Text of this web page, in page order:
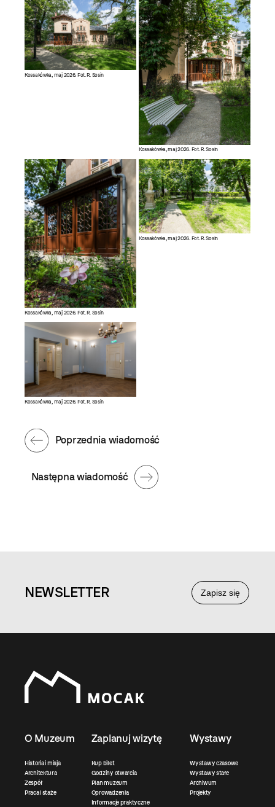
Kossakówka, maj 2026. Fot. R. Sosin
Kossakówka, maj 2026. Fot. R. Sosin
Kossakówka, maj 2026. Fot. R. Sosin
Kossakówka, maj 2026. Fot. R. Sosin
Kossakówka, maj 2026. Fot. R. Sosin
Następna wiadomość
Poprzednia wiadomość
Zapisz się
NEWSLETTER
O Muzeum
Historia i misja
Architektura
Zespół
Praca i staże
Zaplanuj wizytę
Kup bilet
Godziny otwarcia
Plan muzeum
Oprowadzenia
Informacje praktyczne
Wystawy
Wystawy czasowe
Wystawy stałe
Archiwum
Projekty